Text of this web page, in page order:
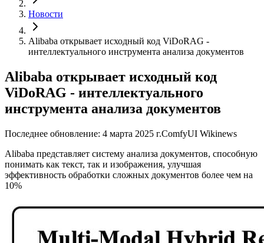
Новости
Alibaba открывает исходный код ViDoRAG -
интеллектуального инструмента анализа документов
Alibaba открывает исходный код
ViDoRAG - интеллектуального
инструмента анализа документов
Последнее обновление: 4 марта 2025 г.ComfyUI Wikinews
Alibaba представляет систему анализа документов, способную
понимать как текст, так и изображения, улучшая
эффективность обработки сложных документов более чем на
10%